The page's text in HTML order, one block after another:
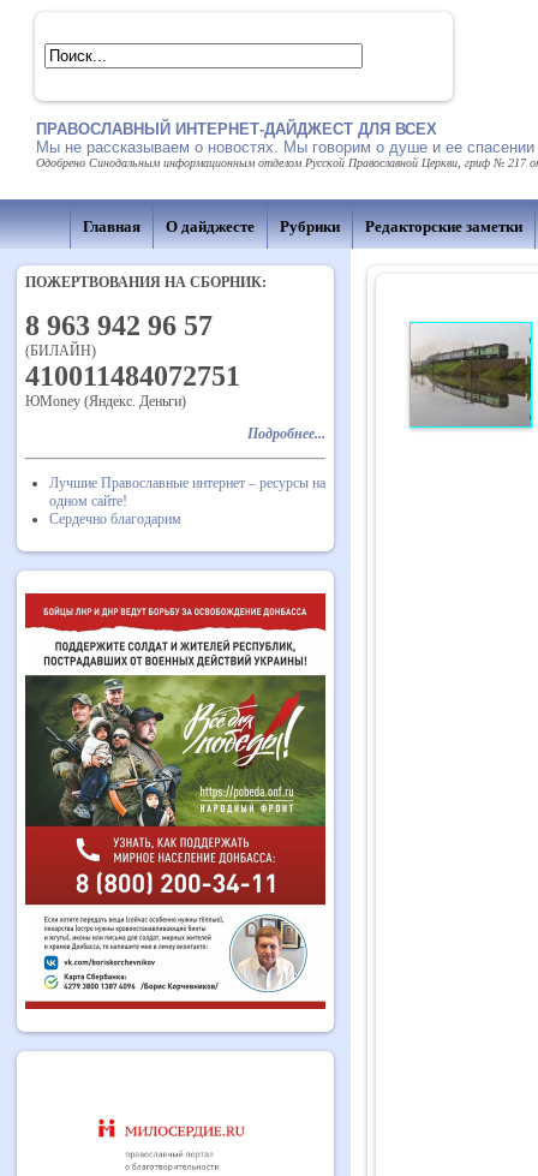
ПРАВОСЛАВНЫЙ ИНТЕРНЕТ-ДАЙДЖЕСТ ДЛЯ ВСЕХ
Мы не рассказываем о новостях. Мы говорим о душе и ее спасении
Одобрено Синодальным информационным отделом Русской Православной Церкви, гриф № 217
Главная О дайджесте Рубрики Редакторские заметки
ПОЖЕРТВОВАНИЯ НА СБОРНИК:
8 963 942 96 57
(БИЛАЙН)
410011484072751
ЮMoney (Яндекс. Деньги)
Подробнее...
Лучшие Православные интернет – ресурсы на
одном сайте!
Сердечно благодарим